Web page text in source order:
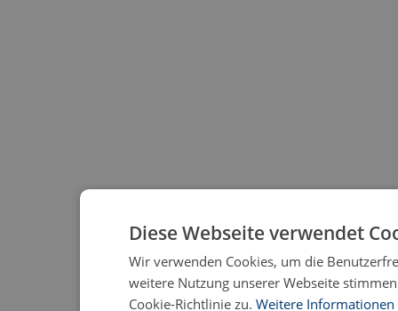
Diese Webseite verwendet
Wir verwenden Cookies, um die
weitere Nutzung unserer Webseite
Cookie-Richtlinie zu. Weitere Informationen